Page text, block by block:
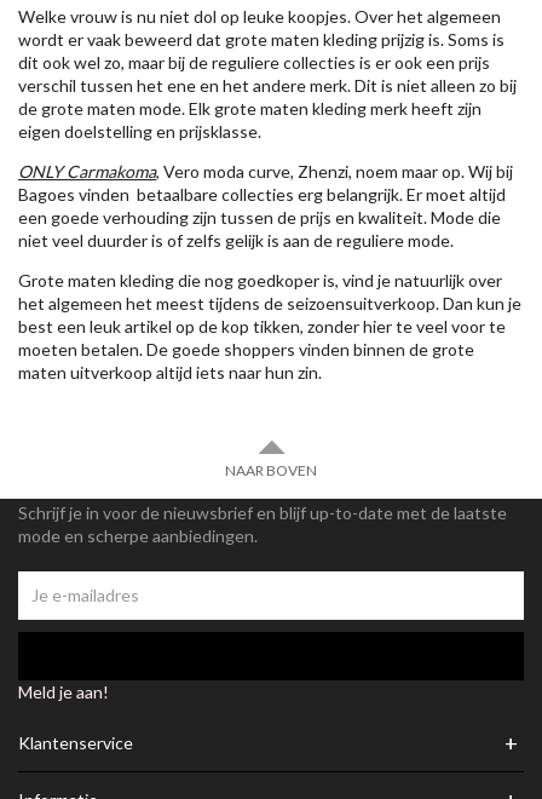
Welke vrouw is nu niet dol op leuke koopjes. Over het algemeen
wordt er vaak beweerd dat grote maten kleding prijzig is. Soms is
dit ook wel zo, maar bij de reguliere collecties is er ook een prijs
verschil tussen het ene en het andere merk. Dit is niet alleen zo bij
de grote maten mode. Elk grote maten kleding merk heeft zijn
eigen doelstelling en prijsklasse.
ONLY Carmakoma, Vero moda curve, Zhenzi, noem maar op. Wij bij
Bagoes vinden betaalbare collecties erg belangrijk. Er moet altijd
een goede verhouding zijn tussen de prijs en kwaliteit. Mode die
niet veel duurder is of zelfs gelijk is aan de reguliere mode.
Grote maten kleding die nog goedkoper is, vind je natuurlijk over
het algemeen het meest tijdens de seizoensuitverkoop. Dan kun je
best een leuk artikel op de kop tikken, zonder hier te veel voor te
moeten betalen. De goede shoppers vinden binnen de grote
maten uitverkoop altijd iets naar hun zin.
NAAR BOVEN
Schrijf je in voor de nieuwsbrief en blijf up-to-date met de laatste
mode en scherpe aanbiedingen.
Meld je aan!
Klantenservice +